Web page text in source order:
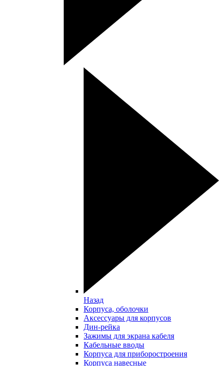
Назад
Корпуса, оболочки
Аксессуары для корпусов
Дин-рейка
Зажимы для экрана кабеля
Кабельные вводы
Корпуса для приборостроения
Корпуса навесные